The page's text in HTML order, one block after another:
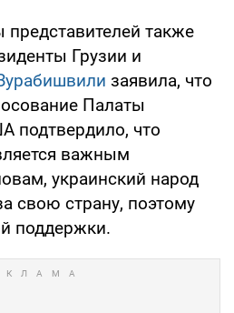
также
Грузии и
заявила, что
Палаты
подтвердило, что
важным
украинский народ
свою страну, поэтому
поддержки.